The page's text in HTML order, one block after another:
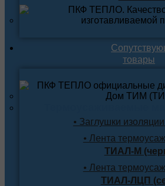
товары
• Заглушки изоляции
• Лента
ТИАЛ-М
• Лента
ТИАЛ-ЛЦП